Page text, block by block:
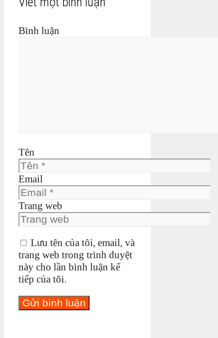
Bình luận
Tên
Email
Trang web
Lưu tên của tôi, email, và
trang web trong trình duyệt
này cho lần bình luận kế
tiếp của tôi.